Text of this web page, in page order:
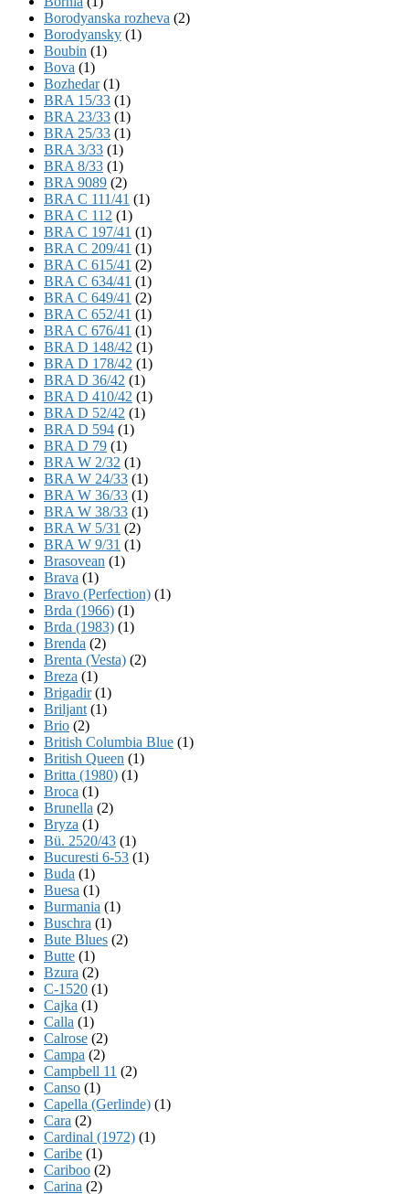
Borodyanska rozheva (2)
Borodyansky (1)
Boubin (1)
Bova (1)
Bozhedar(1)
BRA 15/33 (1)
BRA 23/33 (1)
BRA 25/33 (1)
BRA 3/33 (1)
BRA 8/33 (1)
BRA 9089 (2)
BRA C 111/41 (1)
BRA C 112 (1)
BRA C 197/41 (1)
BRA C 209/41 (1)
BRA C 615/41 (2)
BRA C 634/41 (1)
BRA C 649/41 (2)
BRA C 652/41 (1)
BRA C 676/41 (1)
BRA D 148/42 (1)
BRA D 178/42 (1)
BRA D 36/42 (1)
BRA D 410/42 (1)
BRA D 52/42 (1)
BRA D 594 (1)
BRA D 79 (1)
BRA W 2/32 (1)
BRA W 24/33 (1)
BRA W 36/33 (1)
BRA W 38/33 (1)
BRA W 5/31 (2)
BRA W 9/31 (1)
Brasovean (1)
Brava (1)
Bravo (Perfection) (1)
Brda (1966) (1)
Brda (1983) (1)
Brenda (2)
Brenta (Vesta) (2)
Breza (1)
Brigadir(1)
Briljant (1)
Brio (2)
British Columbia Blue (1)
British Queen (1)
Britta (1980) (1)
Broca (1)
Brunella (2)
Bryza (1)
Bü. 2520/43 (1)
Bucuresti 6-53 (1)
Buda (1)
Buesa (1)
Burmania (1)
Buschra (1)
Bute Blues (2)
Butte (1)
Bzura (2)
C-1520 (1)
Cajka (1)
Calla (1)
Calrose (2)
Campa (2)
Campbell 11 (2)
Canso (1)
Capella (Gerlinde) (1)
Cara (2)
Cardinal (1972) (1)
Caribe (1)
Cariboo (2)
Carina (2)